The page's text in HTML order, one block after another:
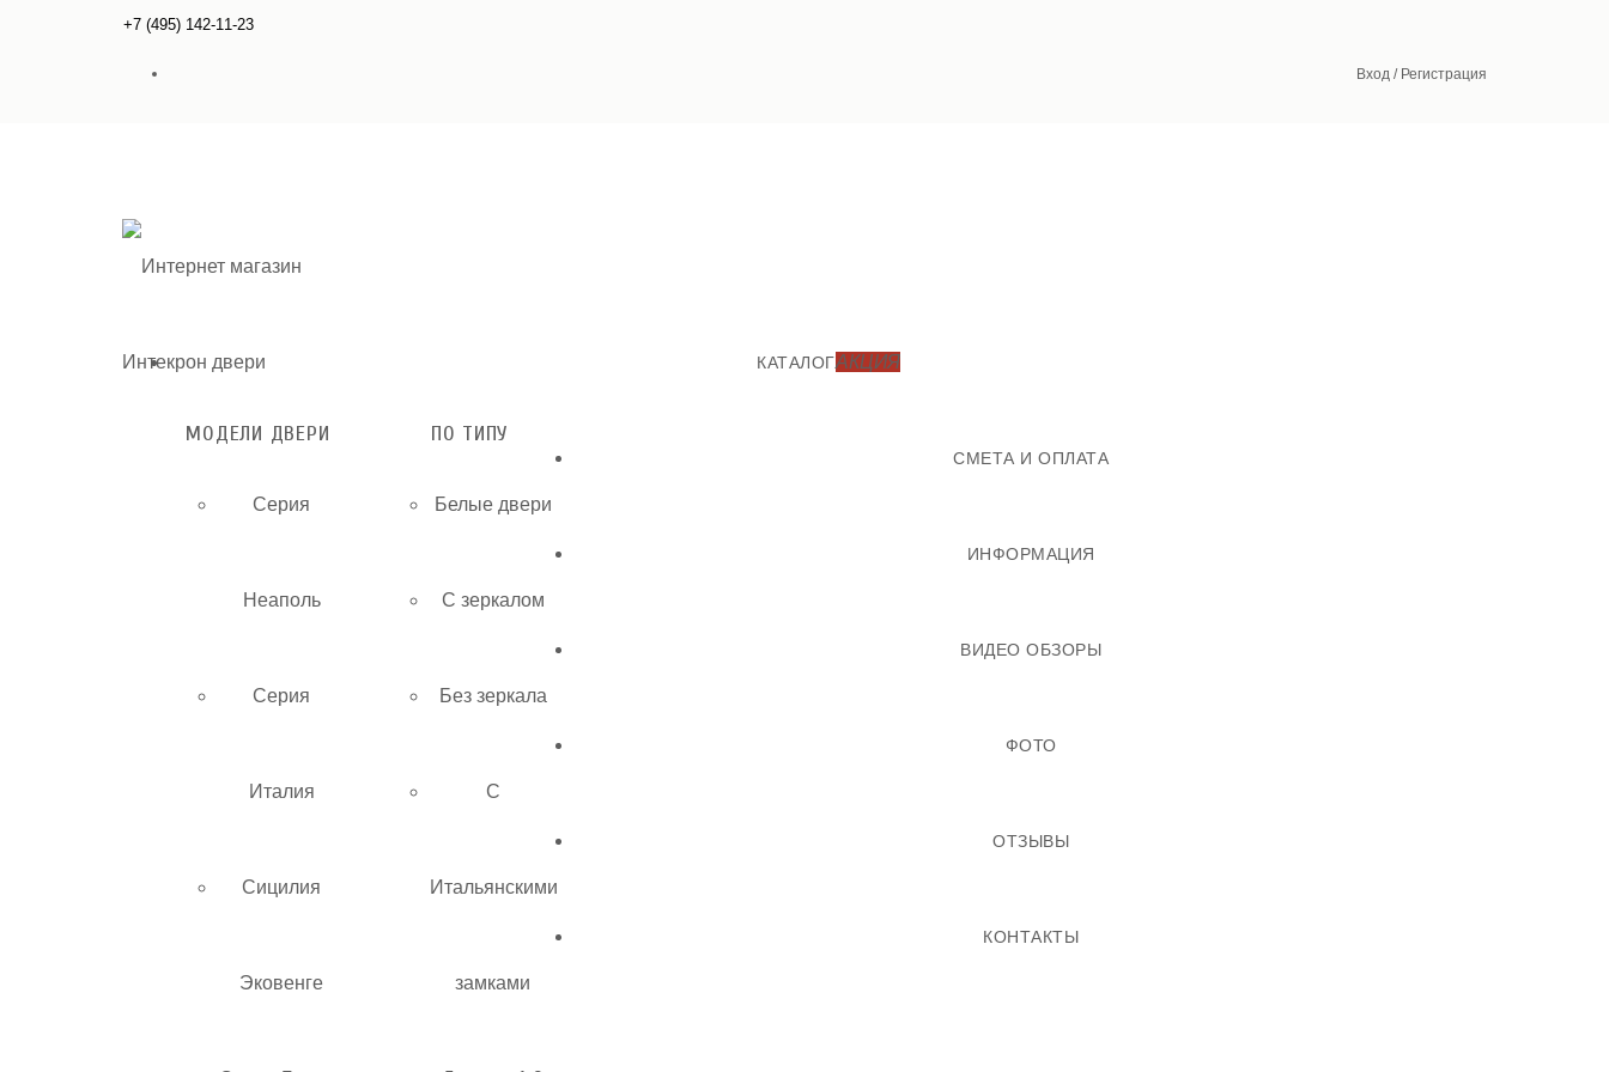
+7 (495) 142-11-23
Вход / Регистрация
КАТАЛОГАКЦИЯ
МОДЕЛИ ДВЕРИ
Серия
Неаполь
Серия
Италия
Сицилия
Эковенге
ПО ТИПУ
Белые двери
С зеркалом
Без зеркала
С
Итальянскими
замками
СМЕТА И ОПЛАТА
ИНФОРМАЦИЯ
ВИДЕО ОБЗОРЫ
ФОТО
ОТЗЫВЫ
КОНТАКТЫ